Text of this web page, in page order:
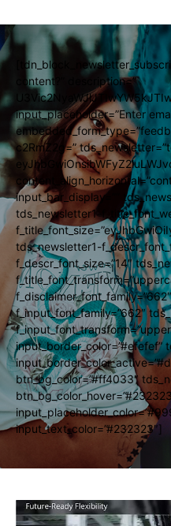
content?” description=”
input_placeholder=”Enter
c2RmZ2g=”
input_bar_display=””
tds_newsletter1-
tds_newsletter1-
f_descr_font_size=”14″
f_input_font_family=”662″
input_border_color=”#efefef”
btn_bg_color=”#ff4033″
input_text_color=”#232323″]